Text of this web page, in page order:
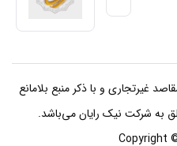
غیرتجاری و با ذکر منبع بلامانع
به شرکت نیک رایان می‌باشد.
Copyright